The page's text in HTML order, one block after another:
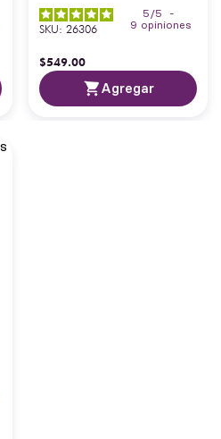
5 /5
-
9 opiniones
SKU: 26306
$549.00
Agregar